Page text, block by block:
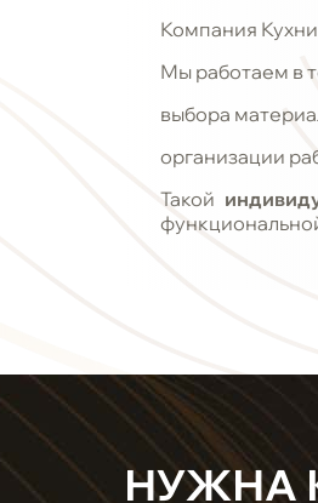
Компания
Мы работаем в
выбора
организации
Такой
НУЖНА